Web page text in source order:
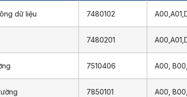
dữ liệu 7480102
7480201
7510406 A00,
7850101 A00,